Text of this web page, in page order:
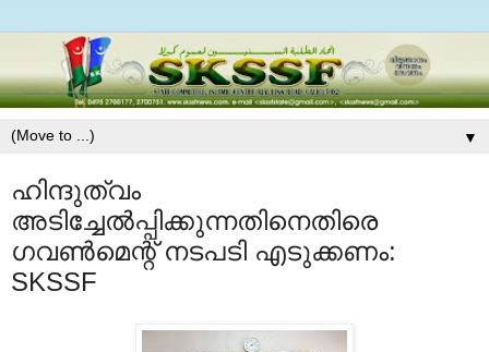
▼
ഹിന്ദുത്വം
അടിച്ചേല്‍പ്പിക്കുന്നതിനെതിരെ
ഗവണ്‍മെന്റ് നടപടി എടുക്കണം:
SKSSF